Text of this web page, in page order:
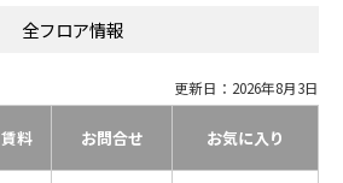
全フロア情報
更新日：2026年8月3日
賃料 お問合せ お気に入り